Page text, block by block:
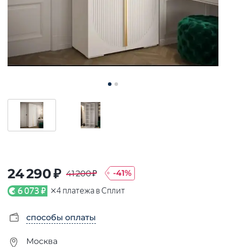
24 290 ₽ 41 200 ₽ -41%
6 073 ₽ ×4 платежа в Сплит
способы оплаты
Москва